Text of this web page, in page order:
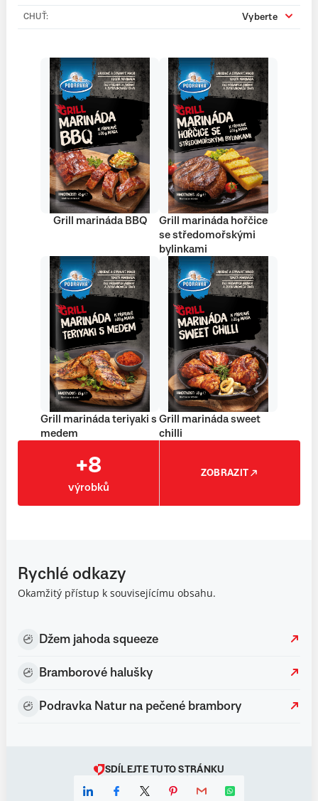
CHUŤ: Vyberte
Grill marináda BBQ
Grill marináda hořčice
se středomořskými
bylinkami
Grill marináda teriyaki s
medem
Grill marináda sweet
chilli
+8
výrobků
ZOBRAZIT
Rychlé odkazy
Okamžitý přístup k souvisejícímu obsahu.
Džem jahoda squeeze
Bramborové halušky
Podravka Natur na pečené brambory
SDÍLEJTE TUTO STRÁNKU